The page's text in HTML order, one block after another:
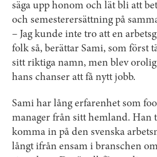
säga upp honom och lät bli att
och semeste­rersättning på
– Jag kunde inte tro att en
folk så, berättar Sami, som först
sitt riktiga namn, men blev
hans chanser att få nytt jobb.
Sami har lång erfarenhet som
manager från sitt hemland. Han
komma in på den svenska
långt ifrån ensam i branschen